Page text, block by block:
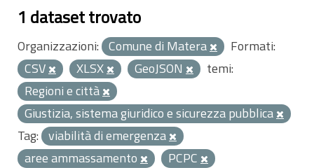
1 dataset trovato
Organizzazioni: Comune di Matera
Formati:
CSV
XLSX GeoJSON
temi:
Regioni e città
Giustizia, sistema giuridico e sicurezza pubblica
Tag: viabilità di emergenza
aree ammassamento
PCPC